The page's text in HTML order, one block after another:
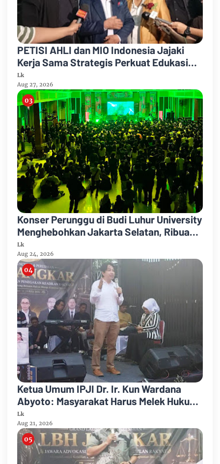
PETISI AHLI dan MIO Indonesia Jajaki
Kerja Sama Strategis Perkuat Edukasi
Hukum bagi Masyarakat
Lk
Aug 27, 2026
Konser Perunggu di Budi Luhur University
Menghebohkan Jakarta Selatan, Ribuan
Penonton Larut dalam Euforia!
Lk
Aug 24, 2026
Ketua Umum IPJI Dr. Ir. Kun Wardana
Abyoto: Masyarakat Harus Melek Hukum
dan Melek Teknologi di Era AI
Lk
Aug 21, 2026